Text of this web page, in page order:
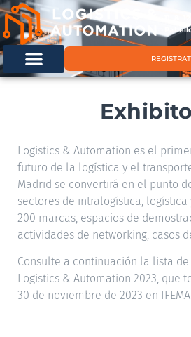
11 &
Logistics & Automation es el
futuro de la logística y el
Madrid se convertirá en el punto
sectores de intralogística, logística
200 marcas, espacios de
actividades de networking, casos
Consulte a continuación la lista
Logistics & Automation 2023, que
30 de noviembre de 2023 en